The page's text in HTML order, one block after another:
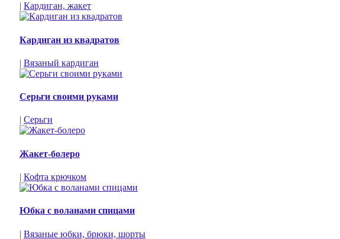
| Кардиган, жакет
Кардиган из квадратов
| Вязаный кардиган
Серьги своими руками
Серьги
Жакет-болеро
| Кофта крючком
Юбка с воланами спицами
| Вязаные юбки, брюки, шорты